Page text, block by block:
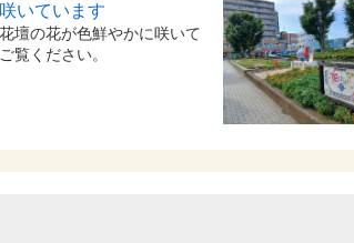
いています
壇の花が色鮮やかに咲いて
覧ください。